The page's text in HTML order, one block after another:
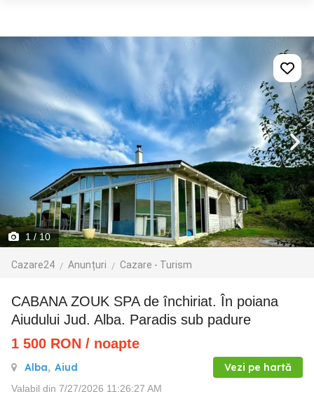
1 / 10
Cazare24 Anunțuri Cazare - Turism
CABANA ZOUK SPA de închiriat. În poiana
Aiudului Jud. Alba. Paradis sub padure
1 500 RON / noapte
Alba, Aiud Vezi pe hartă
Valabil din 7/27/2026 11:26:27 AM